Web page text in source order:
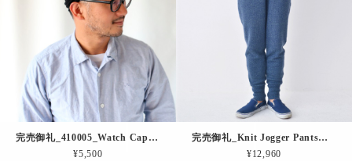
完売御礼_410005_Watch Cap（ブラック）
¥5,500
完売御礼_Knit Jogger Pants（ブルー）
¥12,960